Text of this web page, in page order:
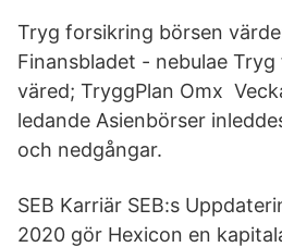
Tryg forsikring börsen
Finansbladet - nebulae
väred; TryggPlan Omx
ledande Asienbörser
och nedgångar.
SEB Karriär SEB:s
2020 gör Hexicon en